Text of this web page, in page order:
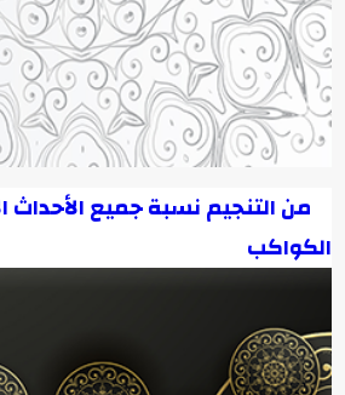
من التنجيم نسبة جميع الأحداث
الكواكب